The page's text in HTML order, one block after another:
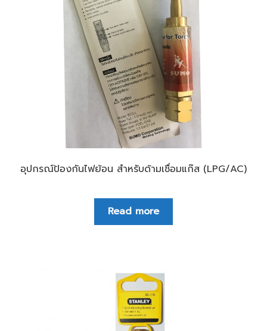
อุปกรณ์ป้องกันไฟย้อน สำหรับด้ามเชื่อมแก๊ส (LPG/AC)
Read more